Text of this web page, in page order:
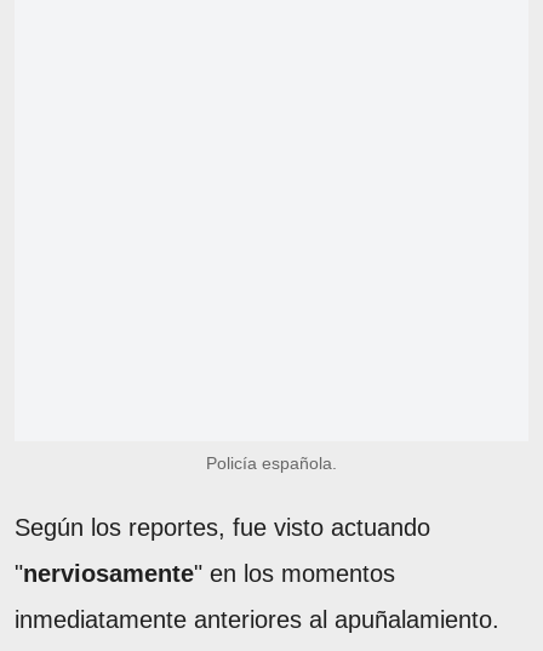
Policía española.
Según los reportes, fue visto actuando
"nerviosamente" en los momentos
inmediatamente anteriores al apuñalamiento.